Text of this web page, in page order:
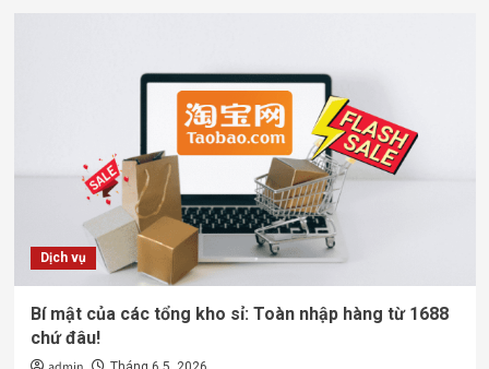
Dịch vụ
Bí mật của các tổng kho sỉ: Toàn nhập hàng từ 1688
chứ đâu!